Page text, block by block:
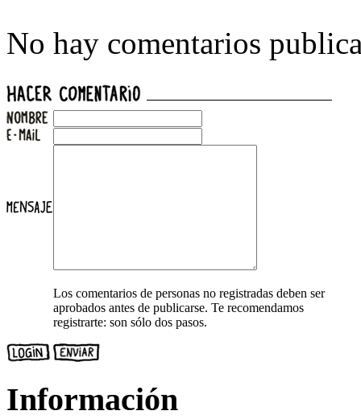
No hay comentarios
Los comentarios de personas no registradas deben ser
aprobados antes de publicarse. Te recomendamos
registrarte: son sólo dos pasos.
Información